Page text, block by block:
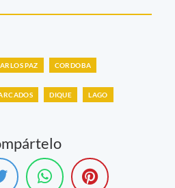
PAZ CORDOBA
DIQUE LAGO